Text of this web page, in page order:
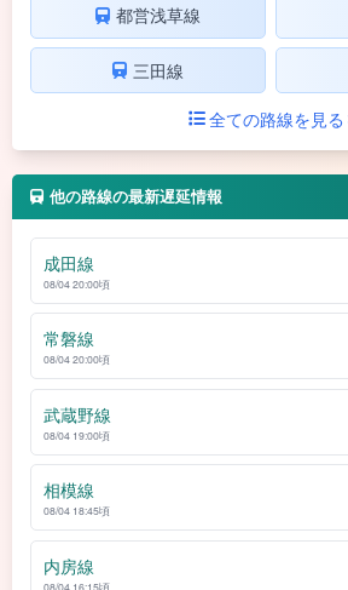
都営浅草線
三田線
全ての路線を見る
他の路線の最新遅延情報
成田線
08/04 20:00頃
常磐線
08/04 20:00頃
武蔵野線
08/04 19:00頃
相模線
08/04 18:45頃
内房線
08/04 16:15頃